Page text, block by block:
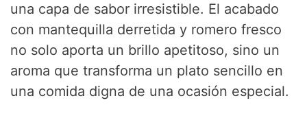
una capa de sabor irresistible. El acabado
con mantequilla derretida y romero fresco
no solo aporta un brillo apetitoso, sino un
aroma que transforma un plato sencillo en
una comida digna de una ocasión especial.